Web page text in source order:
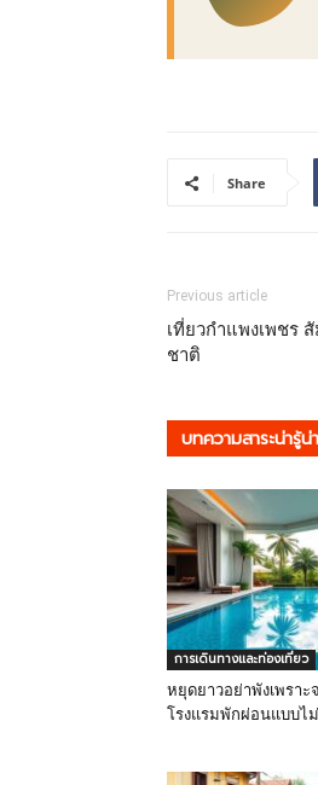
Share
Previous article
เที่ยวกำแพงเพชร
ชาติ
บทความสาระน่ารู้น่
การเดินทางและท่องเที่ยว
หยุดยาวอย่าพังเพราะ
โรงแรมพักผ่อนแบบไ